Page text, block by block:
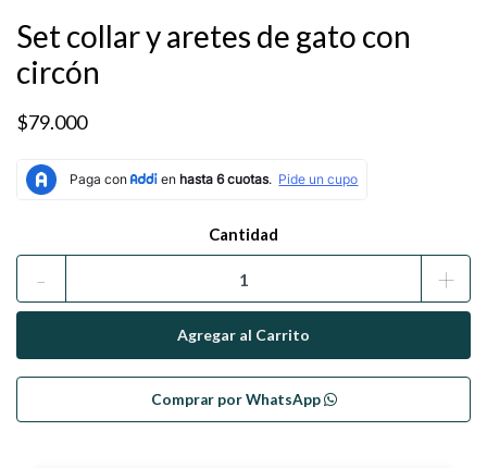
Set collar y aretes de gato con
circón
$79.000
Cantidad
- +
Comprar por WhatsApp